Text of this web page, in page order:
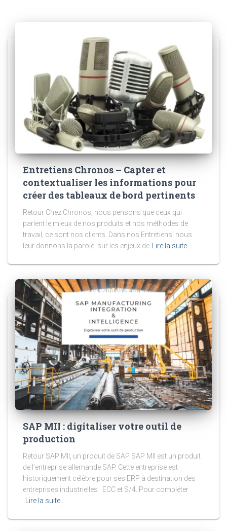
Entretiens Chronos – Capter et
contextualiser les informations pour
créer des tableaux de bord pertinents
Retour Chez Chronos, nous pensons que ceux qui
parlent le mieux de nos produits et nos méthodes de
travail, ce sont nos clients. Dans nos Entretiens, nous
leur donnons la parole, sur les enjeux de
Lire la suite…
SAP MII : digitaliser votre outil de
production
Retour SAP MII, un produit de SAP SAP MII est un produit
de l’entreprise allemande SAP. Cette entreprise est
historiquement célèbre pour ses ERP à destination des
entreprises industrielles : ECC et S/4. Pour compléter
Lire la suite…